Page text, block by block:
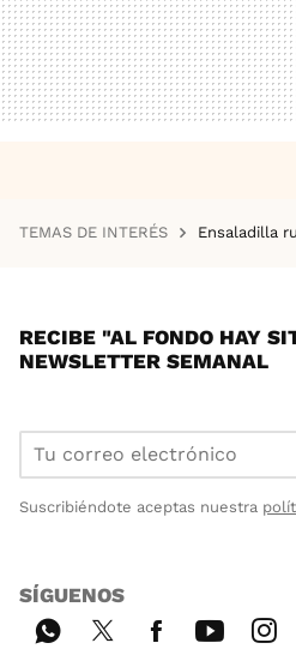
TEMAS DE INTERÉS Ensaladilla
RECIBE "AL FONDO HAY
NEWSLETTER SEMANAL
Suscribiéndote aceptas nuestra
SÍGUENOS